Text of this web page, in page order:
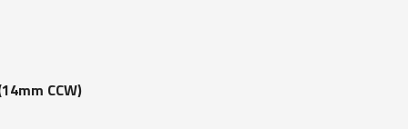
CCW)